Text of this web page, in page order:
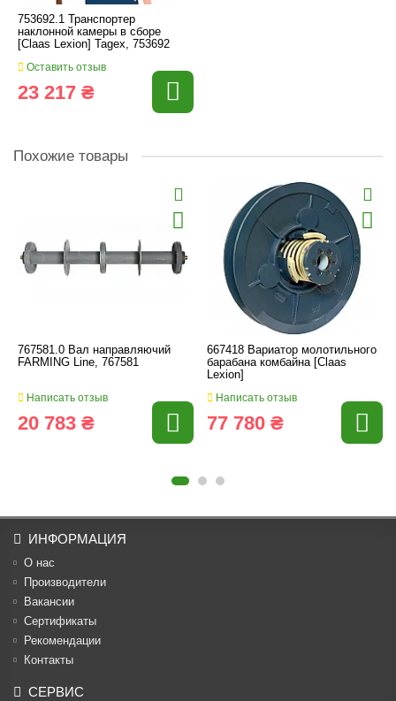
753692.1 Транспортер
наклонной камеры в сборе
[Claas Lexion] Tagex, 753692
Оставить отзыв
23 217 ₴
Похожие товары
767581.0 Вал направляючий
FARMING Line, 767581
Написать отзыв
20 783 ₴
667418 Вариатор молотильного
барабана комбайна [Claas
Lexion]
Написать отзыв
77 780 ₴
ИНФОРМАЦИЯ
О нас
Производители
Вакансии
Cертификаты
Рекомендации
Контакты
СЕРВИС